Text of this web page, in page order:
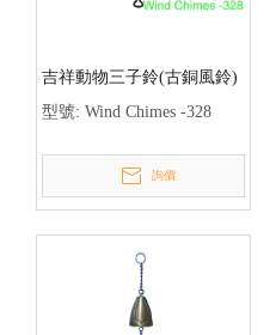
吉祥動物三子鈴(古銅風鈴)
型號: Wind Chimes -328
詢價